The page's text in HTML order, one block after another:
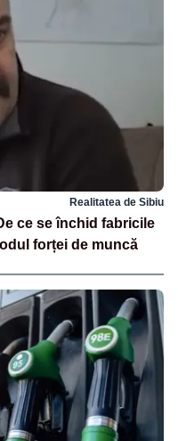
Realitatea de Sibiu
ce se închid fabricile
forței de muncă